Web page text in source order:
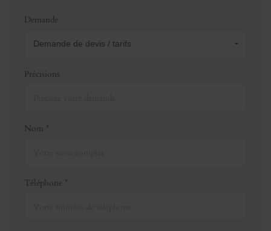
Demande
Précisions
Nom *
Téléphone *